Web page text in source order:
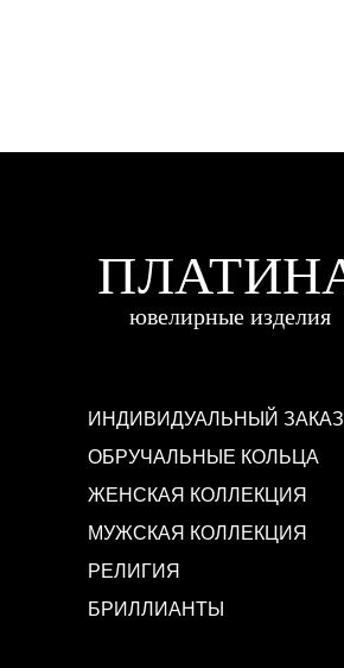
ИНДИВИДУАЛЬНЫЙ ЗАКАЗ
ОБРУЧАЛЬНЫЕ КОЛЬЦА
ЖЕНСКАЯ КОЛЛЕКЦИЯ
МУЖСКАЯ КОЛЛЕКЦИЯ
РЕЛИГИЯ
БРИЛЛИАНТЫ